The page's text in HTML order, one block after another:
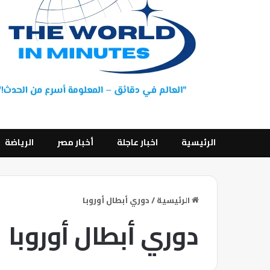
الرئيسية اخبار عاجلة أخبار مصر الرياضة
الرئيسية/دوري أبطال أوروبا
دوري أبطال أوروبا